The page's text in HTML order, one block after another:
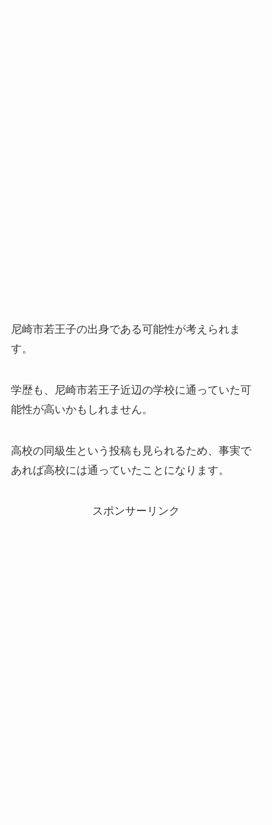
尼崎市若王子の出身である可能性が考えられま
す。
学歴も、尼崎市若王子近辺の学校に通っていた可
能性が高いかもしれません。
高校の同級生という投稿も見られるため、事実で
あれば高校には通っていたことになります。
スポンサーリンク